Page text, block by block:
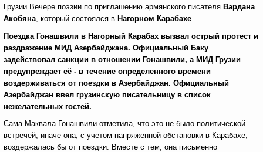
Грузии Вечере поэзии по приглашению армянского писателя Вардана
Акобяна, который состоялся в Нагорном Карабахе.
Поездка Гонашвили в Нагорный Карабах вызвал острый протест и
раздражение МИД Азербайджана. Официальный Баку
задействовал санкции в отношении Гонашвили, а МИД Грузии
предупреждает её - в течение определенного времени
воздерживаться от поездки в Азербайджан. Официальный
Азербайджан ввел грузинскую писательницу в список
нежелательных гостей.
Сама Маквала Гонашвили отметила, что это не было политической
встречей, иначе она, с учетом напряженной обстановки в Карабахе,
воздержалась бы от поездки. Вместе с тем, она письменно